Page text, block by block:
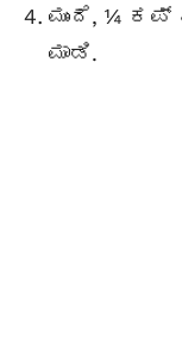
ಮುಂದೆ, ¼
ಮಾಡಿ.